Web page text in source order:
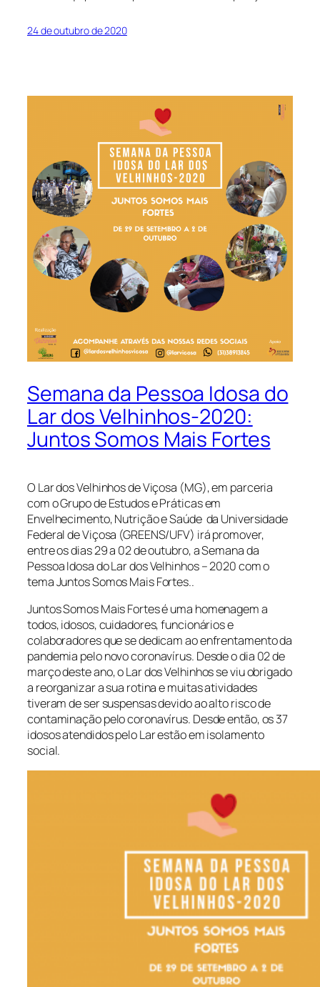
24 de outubro de 2020
Semana da Pessoa Idosa do
Lar dos Velhinhos-2020:
Juntos Somos Mais Fortes
O Lar dos Velhinhos de Viçosa (MG), em parceria
com o Grupo de Estudos e Práticas em
Envelhecimento, Nutrição e Saúde da Universidade
Federal de Viçosa (GREENS/UFV) irá promover,
entre os dias 29 a 02 de outubro, a Semana da
Pessoa Idosa do Lar dos Velhinhos – 2020 com o
tema Juntos Somos Mais Fortes..
Juntos Somos Mais Fortes é uma homenagem a
todos, idosos, cuidadores, funcionários e
colaboradores que se dedicam ao enfrentamento da
pandemia pelo novo coronavírus. Desde o dia 02 de
março deste ano, o Lar dos Velhinhos se viu obrigado
a reorganizar a sua rotina e muitas atividades
tiveram de ser suspensas devido ao alto risco de
contaminação pelo coronavírus. Desde então, os 37
idosos atendidos pelo Lar estão em isolamento
social.